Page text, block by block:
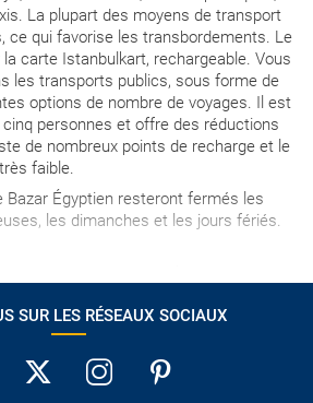
La plupart des moyens de transport
ce qui favorise les transbordements. Le
carte Istanbulkart, rechargeable. Vous
les transports publics, sous forme de
options de nombre de voyages. Il est
personnes et offre des réductions
de nombreux points de recharge et le
faible.
Bazar Égyptien resteront fermés les
les dimanches et les jours fériés.
la 3ème personne. Vu le manque
impliquer, nous vous déconseillons
du possible.
le jour de l'arrivée dépend de chaque
SUR LES RÉSEAUX SOCIAUX